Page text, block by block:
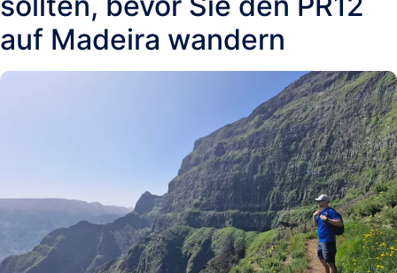
auf Madeira wandern